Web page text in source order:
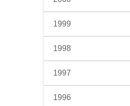
1999
1998
1997
1996